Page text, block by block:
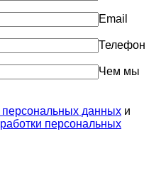
Email
Телефон
Чем мы
персональных данных и
персональных